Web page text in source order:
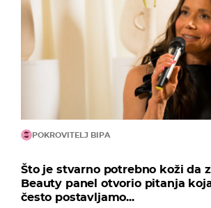
POKROVITELJ BIPA
Što je stvarno potrebno koži da
Beauty panel otvorio pitanja
često postavljamo...